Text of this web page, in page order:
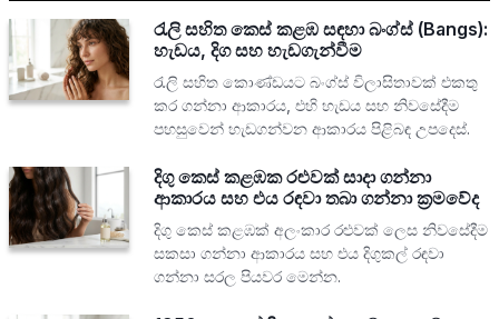
රැලි සහිත කෙස් කළඹ සඳහා බංග්ස් (Bangs):
හැඩය, දිග සහ හැඩගැන්වීම
රැලි සහිත කොණ්ඩයට බංග්ස් විලාසිතාවක් එකතු
කර ගන්නා ආකාරය, එහි හැඩය සහ නිවසේදීම
පහසුවෙන් හැඩගන්වන ආකාරය පිළිබඳ උපදෙස්.
දිගු කෙස් කළඹක රළුවක් සාදා ගන්නා
ආකාරය සහ එය රඳවා තබා ගන්නා ක්‍රමවේද
දිගු කෙස් කළඹක් අලංකාර රළුවක් ලෙස නිවසේදීම
සකසා ගන්නා ආකාරය සහ එය දිගුකල් රඳවා
ගන්නා සරල පියවර මෙන්න.